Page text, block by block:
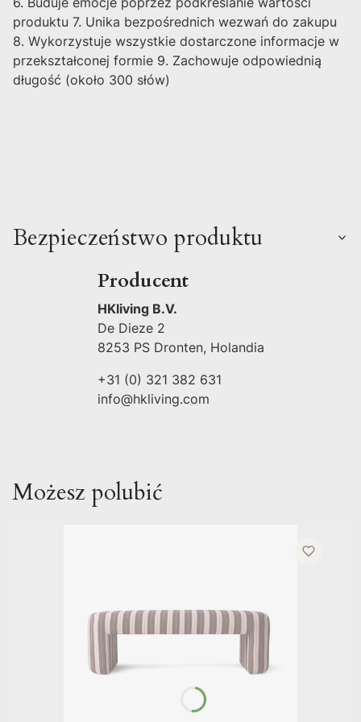
produktu 7. Unika bezpośrednich wezwań do zakupu
8. Wykorzystuje wszystkie dostarczone informacje w
przekształconej formie 9. Zachowuje odpowiednią
długość (około 300 słów)
Bezpieczeństwo produktu
Producent
HKliving B.V.
De Dieze 2
8253 PS Dronten, Holandia
+31 (0) 321 382 631
info@hkliving.com
Możesz polubić